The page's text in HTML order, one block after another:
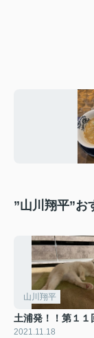
”山川翔平”お
山川翔平
土浦発！！第１１
2021.11.18